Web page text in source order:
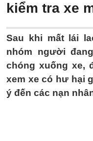
kiểm tra xe
Sau khi mất lái
nhóm người
chóng xuống xe,
xem xe có hư hại
ý đến các nạn